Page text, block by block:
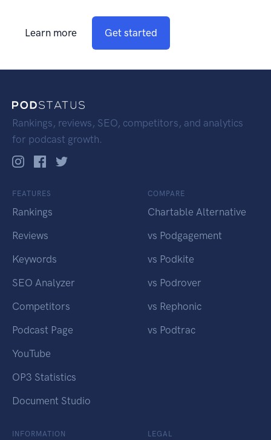
Learn more Get started
Rankings, reviews, SEO, competitors, and analytics
for podcast growth.
FEATURES
Rankings
Reviews
Keywords
SEO Analyzer
Competitors
Podcast Page
YouTube
OP3 Statistics
Document Studio
COMPARE
Chartable Alternative
vs Podgagement
vs Podkite
vs Podrover
vs Rephonic
vs Podtrac
INFORMATION LEGAL